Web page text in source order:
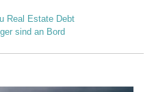
Real Estate Debt
sind an Bord